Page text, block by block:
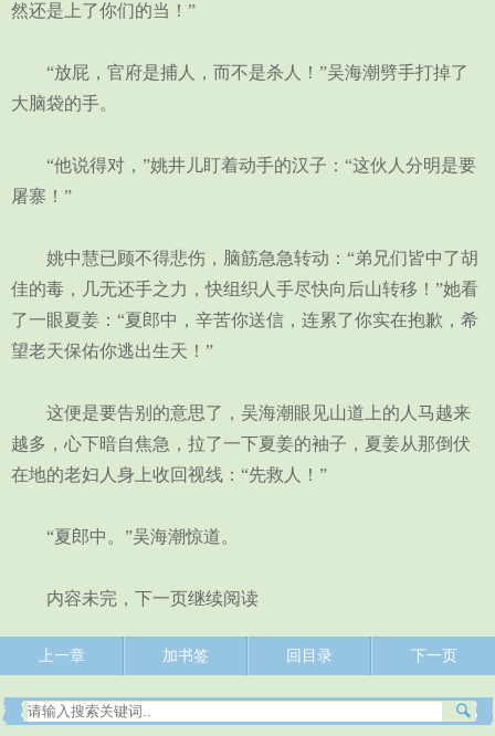
然还是上了你们的当！”
“放屁，官府是捕人，而不是杀人！”吴海潮劈手打掉了
大脑袋的手。
“他说得对，”姚井儿盯着动手的汉子：“这伙人分明是要
屠寨！”
姚中慧已顾不得悲伤，脑筋急急转动：“弟兄们皆中了胡
佳的毒，几无还手之力，快组织人手尽快向后山转移！”她看
了一眼夏姜：“夏郎中，辛苦你送信，连累了你实在抱歉，希
望老天保佑你逃出生天！”
这便是要告别的意思了，吴海潮眼见山道上的人马越来
越多，心下暗自焦急，拉了一下夏姜的袖子，夏姜从那倒伏
在地的老妇人身上收回视线：“先救人！”
“夏郎中。”吴海潮惊道。
内容未完，下一页继续阅读
上一章 加书签 回目录 下一页